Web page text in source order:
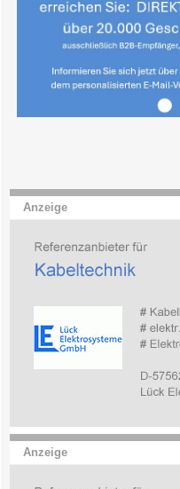
Anzeige
Anzeige